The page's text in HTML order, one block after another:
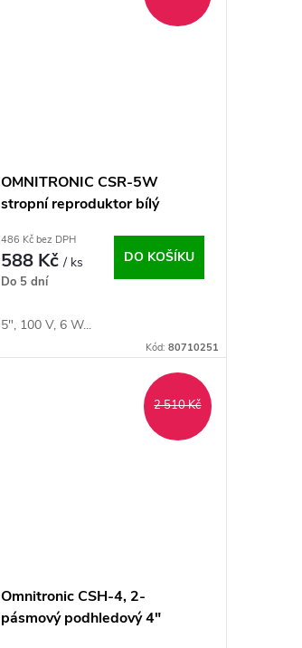
OMNITRONIC CSR-5W
stropní reproduktor bílý
486 Kč bez DPH
588 Kč/ ks
Do 5 dní
DO KOŠÍKU
5", 100 V, 6 W...
Kód: 80710251
2 510 Kč
Omnitronic CSH-4, 2-
pásmový podhledový 4"